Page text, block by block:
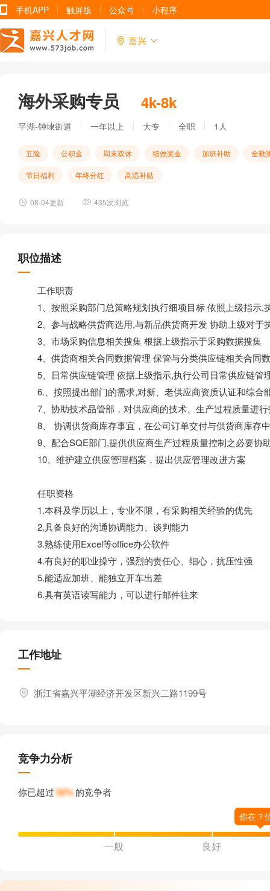
手机APP 触屏版 公众号 小程序
嘉兴
海外采购专员 4k-8k
平湖-钟埭街道 一年以上 大专 全职 1人
五险 公积金 周末双休 绩效奖金 加班补助 全勤
节日福利 年终分红 高温补贴
08-04更新 435次浏览
职位描述
工作职责
1、按照采购部门总策略规划执行细项目标 依照上级指示,
2、参与战略供货商选用,与新品供货商开发 协助上级对于
3、市场采购信息相关搜集 根据上级指示于采购数据搜集
4、供货商相关合同数据管理 保管与分类供应链相关合同
5、日常供应链管理 依据上级指示,执行公司日常供应链管
6.、按照提出部门的需求,对新、老供应商资质认证和综合
7、协助技术品管部，对供应商的技术、生产过程质量进行
8、 协调供货商库存事宜，在公司订单交付与供货商库存
9、配合SQE部门,提供供应商生产过程质量控制之必要协
10、维护建立供应管理档案，提出供应管理改进方案
任职资格
1.本科及学历以上，专业不限，有采购相关经验的优先
2.具备良好的沟通协调能力、谈判能力
3.熟练使用Excel等office办公软件
4.有良好的职业操守，强烈的责任心、细心，抗压性强
5.能适应加班、能独立开车出差
6.具有英语读写能力，可以进行邮件往来
工作地址
浙江省嘉兴平湖经济开发区新兴二路1199号
竞争力分析
你已超过50%的竞争者
一般 良好